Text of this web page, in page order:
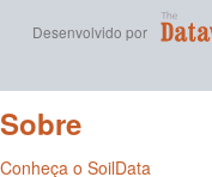
Desenvolvido por
Sobre
Conheça o SoilData